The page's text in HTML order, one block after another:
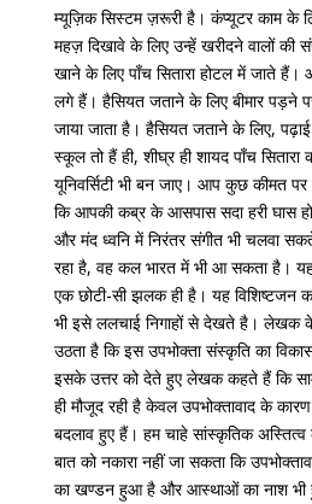
म्यूज़िक सिस्टम ज़रूरी है। कंप्यूटर काम के
महज़ दिखावे के लिए उन्हें खरीदने वालों की
खाने के लिए पाँच सितारा होटल में जाते हैं।
लगे हैं। हैसियत जताने के लिए बीमार पड़ने
जाया जाता है। हैसियत जताने के लिए, पढ़ाई
स्कूल तो हैं ही, शीघ्र ही शायद पाँच सितारा
यूनिवर्सिटी भी बन जाए। आप कुछ कीमत
कि आपकी कब्र के आसपास सदा हरी घास
और मंद ध्वनि में निरंतर संगीत भी चलवा
रहा है, वह कल भारत में भी आ सकता है। यह
एक छोटी-सी झलक ही है। यह विशिष्टजन
भी इसे ललचाई निगाहों से देखते है। लेखक
उठता है कि इस उपभोक्ता संस्कृति का
इसके उत्तर को देते हुए लेखक कहते हैं कि
ही मौजूद रही है केवल उपभोक्तावाद के
बदलाव हुए हैं। हम चाहे सांस्कृतिक
बात को नकारा नहीं जा सकता कि
का खण्डन हुआ है और आस्थाओं का नाश